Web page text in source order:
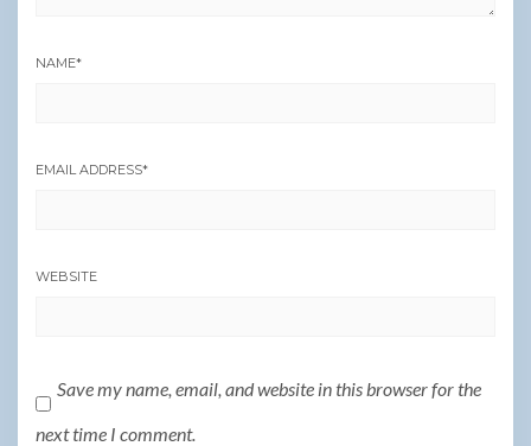
NAME*
EMAIL ADDRESS*
WEBSITE
Save my name, email, and website in this browser for the
next time I comment.